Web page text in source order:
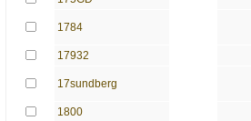
1784
17932
17sundberg
1800